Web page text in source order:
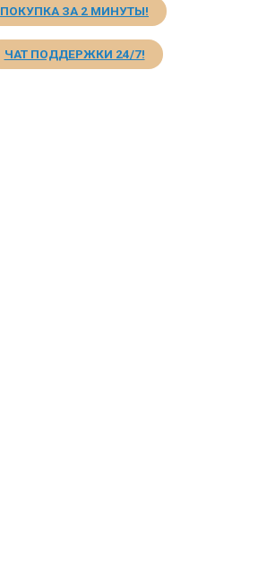
ПОКУПКА ЗА 2 МИНУТЫ!
ЧАТ ПОДДЕРЖКИ 24/7!